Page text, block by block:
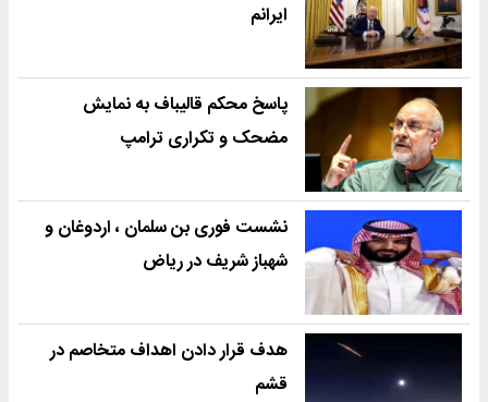
ایرانم
پاسخ محکم قالیباف به نمایش
مضحک و تکراری ترامپ
نشست فوری بن سلمان ، اردوغان و
شهباز شریف در ریاض
هدف قرار دادن اهداف متخاصم در
قشم